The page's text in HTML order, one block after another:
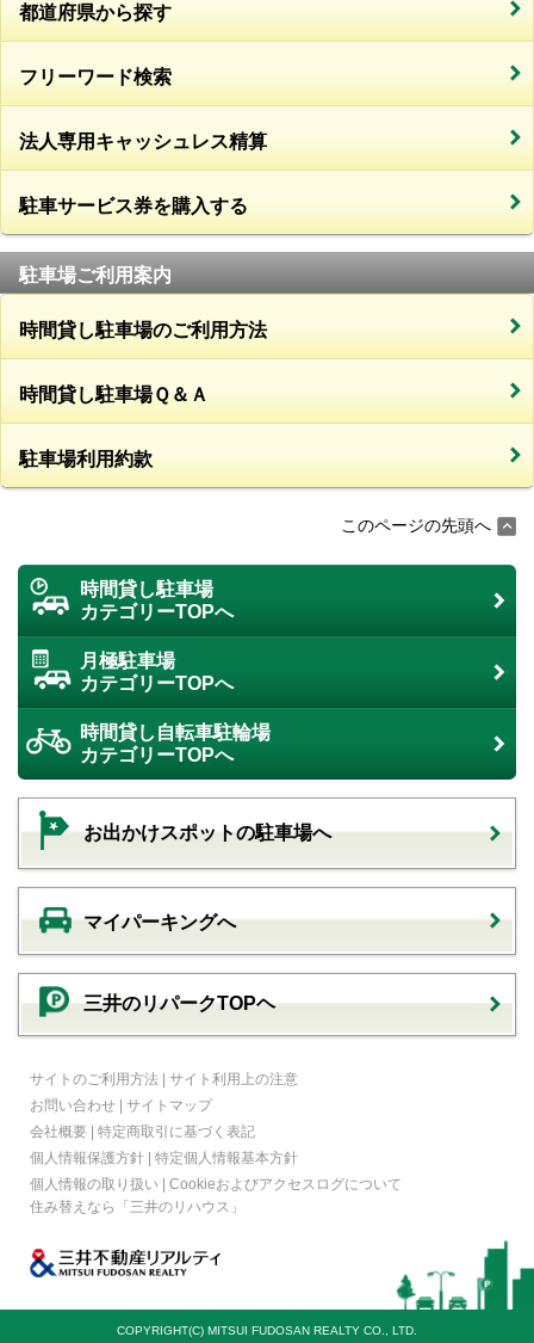
都道府県から探す
フリーワード検索
法人専用キャッシュレス精算
駐車サービス券を購入する
駐車場ご利用案内
時間貸し駐車場のご利用方法
時間貸し駐車場Ｑ＆Ａ
駐車場利用約款
このページの先頭へ
時間貸し駐車場
カテゴリーTOPへ
月極駐車場
カテゴリーTOPへ
時間貸し自転車駐輪場
カテゴリーTOPへ
お出かけスポットの駐車場へ
マイパーキングへ
三井のリパークTOPヘ
サイトのご利用方法 | サイト利用上の注意
お問い合わせ | サイトマップ
会社概要 | 特定商取引に基づく表記
個人情報保護方針 | 特定個人情報基本方針
個人情報の取り扱い | Cookieおよびアクセスログについて
住み替えなら
「三井のリハウス」
COPYRIGHT(C) MITSUI FUDOSAN REALTY CO., LTD.